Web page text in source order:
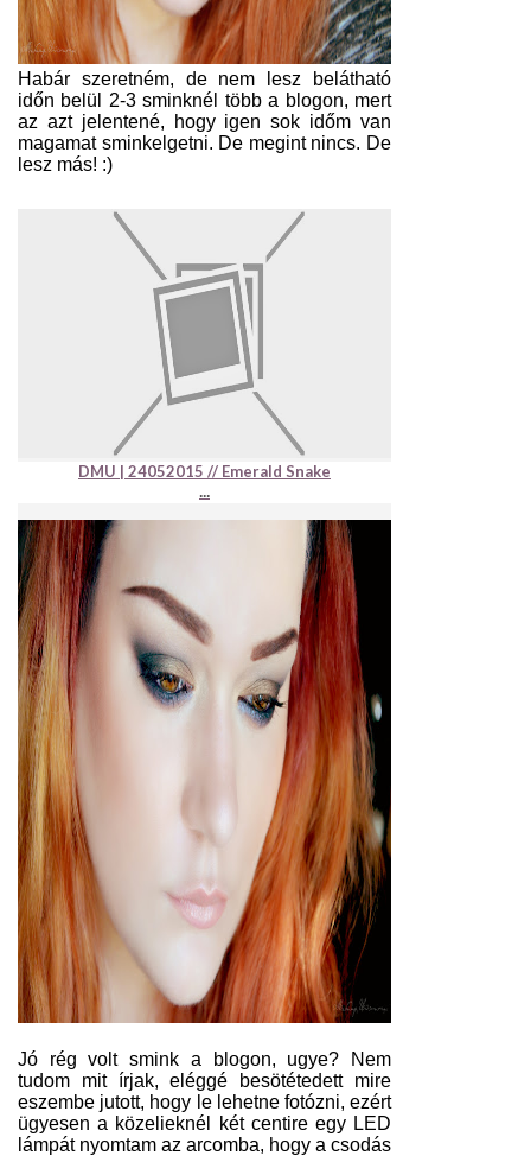
Habár szeretném, de nem lesz belátható
időn belül 2-3 sminknél több a blogon, mert
az azt jelentené, hogy igen sok időm van
magamat sminkelgetni. De megint nincs. De
lesz más! :)
DMU | 24052015 // Emerald Snake
...
Jó rég volt smink a blogon, ugye? Nem
tudom mit írjak, eléggé besötétedett mire
eszembe jutott, hogy le lehetne fotózni, ezért
ügyesen a közelieknél két centire egy LED
lámpát nyomtam az arcomba, hogy a csodás